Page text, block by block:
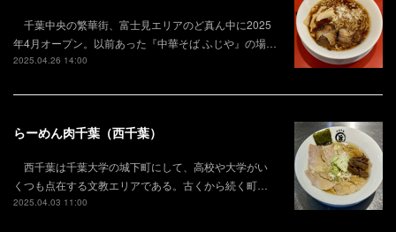
千葉中央の繁華街、富士見エリアのど真ん中に2025
年4月オープン。以前あった『中華そば ふじや』の場…
2025.04.26 14:00
らーめん肉千葉（西千葉）
西千葉は千葉大学の城下町にして、高校や大学がい
くつも点在する文教エリアである。古くから続く町…
2025.04.03 11:00